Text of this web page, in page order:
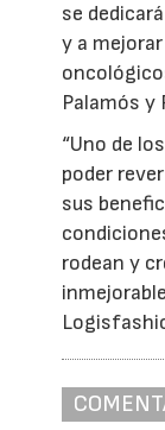
se
y a
Palamós y
“Uno de
poder
sus
rodean y